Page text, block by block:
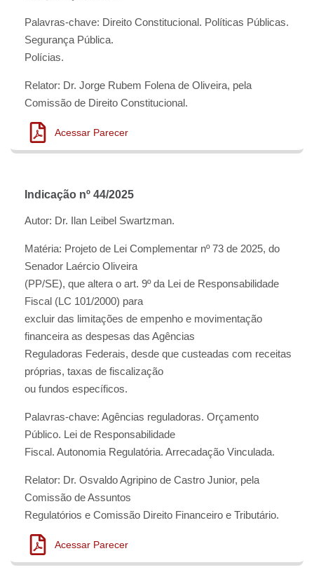
Palavras-chave: Direito Constitucional. Políticas Públicas.
Segurança Pública.
Polícias.
Relator: Dr. Jorge Rubem Folena de Oliveira, pela
Comissão de Direito Constitucional.
Acessar Parecer
Indicação nº 44/2025
Autor: Dr. Ilan Leibel Swartzman.
Matéria: Projeto de Lei Complementar nº 73 de 2025, do
Senador Laércio Oliveira
(PP/SE), que altera o art. 9º da Lei de Responsabilidade
Fiscal (LC 101/2000) para
excluir das limitações de empenho e movimentação
financeira as despesas das Agências
Reguladoras Federais, desde que custeadas com receitas
próprias, taxas de fiscalização
ou fundos específicos.
Palavras-chave: Agências reguladoras. Orçamento
Público. Lei de Responsabilidade
Fiscal. Autonomia Regulatória. Arrecadação Vinculada.
Relator: Dr. Osvaldo Agripino de Castro Junior, pela
Comissão de Assuntos
Regulatórios e Comissão Direito Financeiro e Tributário.
Acessar Parecer